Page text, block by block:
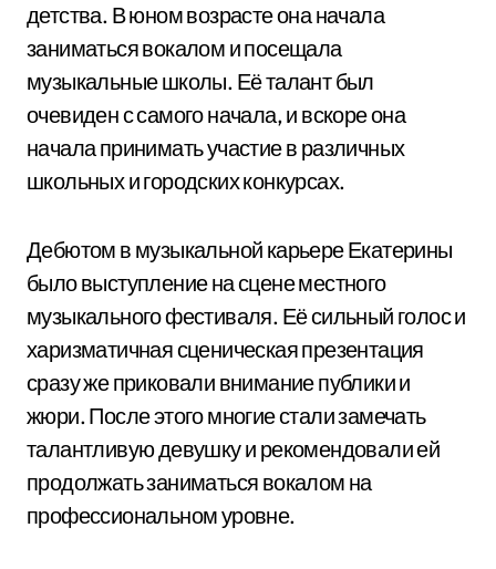
детства. В юном возрасте она начала
заниматься вокалом и посещала
музыкальные школы. Её талант был
очевиден с самого начала, и вскоре она
начала принимать участие в различных
школьных и городских конкурсах.
Дебютом в музыкальной карьере Екатерины
было выступление на сцене местного
музыкального фестиваля. Её сильный голос и
харизматичная сценическая презентация
сразу же приковали внимание публики и
жюри. После этого многие стали замечать
талантливую девушку и рекомендовали ей
продолжать заниматься вокалом на
профессиональном уровне.